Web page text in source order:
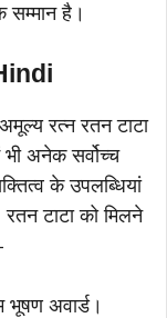
सम्मान है।
रत्न रतन टाटा
अनेक सर्वोच्च
के उपलब्धियां
टाटा को मिलने
भूषण अवार्ड।